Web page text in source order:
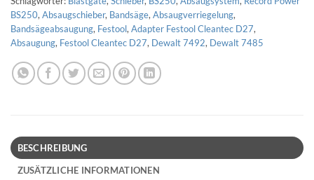
BS250, Absaugschieber, Bandsäge, Absaugverriegelung,
Bandsägeabsaugung, Festool, Adapter Festool Cleantec D27,
Absaugung, Festool Cleantec D27, Dewalt 7492, Dewalt 7485
BESCHREIBUNG
ZUSÄTZLICHE INFORMATIONEN